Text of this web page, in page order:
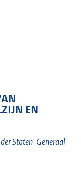
EN
Staten-Generaal